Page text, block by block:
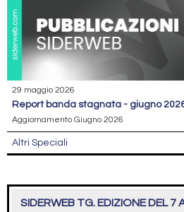
29 maggio 2026
report banda stagnata - giugno
Aggiornamento Giugno 2026
Altri Speciali
SIDERWEB TG. EDIZIONE DEL